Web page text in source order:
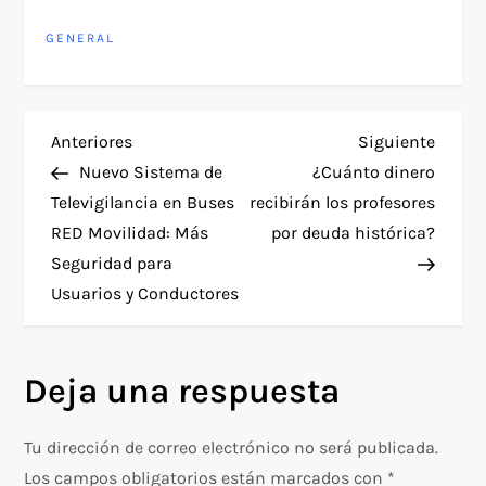
GENERAL
N
a
v
e
a
c
Entrada
anterior
Anteriores
Nuevo Sistema de
Televigilancia en Buses
RED Movilidad: Más
Seguridad para
Usuarios y Conductores
Siguiente
¿Cuánto dinero
recibirán los profesores
por deuda histórica?
Deja una respuesta
Tu dirección de correo electrónico no será publicada.
Los campos obligatorios están marcados con *